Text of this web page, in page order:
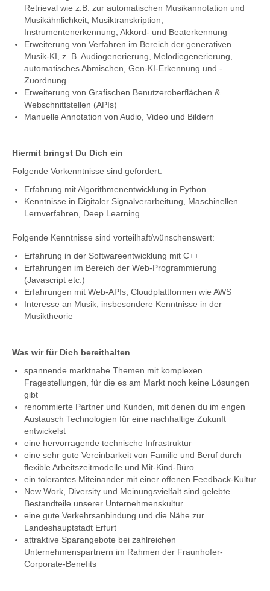
Retrieval wie z.B. zur automatischen Musikannotation und
Musikähnlichkeit, Musiktranskription,
Instrumentenerkennung, Akkord- und Beaterkennung
Erweiterung von Verfahren im Bereich der generativen
Musik-KI, z. B. Audiogenerierung, Melodiegenerierung,
automatisches Abmischen, Gen-KI-Erkennung und -
Zuordnung
Erweiterung von Grafischen Benutzeroberflächen &
Webschnittstellen (APIs)
Manuelle Annotation von Audio, Video und Bildern
Hiermit bringst Du Dich ein
Folgende Vorkenntnisse sind gefordert:
Erfahrung mit Algorithmenentwicklung in Python
Kenntnisse in Digitaler Signalverarbeitung, Maschinellen
Lernverfahren, Deep Learning
Folgende Kenntnisse sind vorteilhaft/wünschenswert:
Erfahrung in der Softwareentwicklung mit C++
Erfahrungen im Bereich der Web-Programmierung
(Javascript etc.)
Erfahrungen mit Web-APIs, Cloudplattformen wie AWS
Interesse an Musik, insbesondere Kenntnisse in der
Musiktheorie
Was wir für Dich bereithalten
spannende marktnahe Themen mit komplexen
Fragestellungen, für die es am Markt noch keine Lösungen
gibt
renommierte Partner und Kunden, mit denen du im engen
Austausch Technologien für eine nachhaltige Zukunft
entwickelst
eine hervorragende technische Infrastruktur
eine sehr gute Vereinbarkeit von Familie und Beruf durch
flexible Arbeitszeitmodelle und Mit-Kind-Büro
ein tolerantes Miteinander mit einer offenen Feedback-Kultur
New Work, Diversity und Meinungsvielfalt sind gelebte
Bestandteile unserer Unternehmenskultur
eine gute Verkehrsanbindung und die Nähe zur
Landeshauptstadt Erfurt
attraktive Sparangebote bei zahlreichen
Unternehmenspartnern im Rahmen der Fraunhofer-
Corporate-Benefits